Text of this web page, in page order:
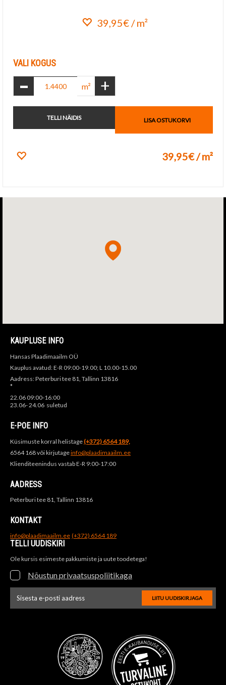
39,95€ / m²
VALI KOGUS
- m² +
TELLI NÄIDIS LISA OSTUKORVI
39,95€ / m²
KAUPLUSE INFO
Hansas Plaadimaailm OÜ
Kauplus avatud: E-R 09:00-19.00; L 10.00-15.00
Aadress: Peterburi tee 81, Tallinn 13816
*
22.06 09:00-16:00
23.06- 24.06 suletud
E-POE INFO
Küsimuste korral helistage(+372) 6564 189,
6564 168 või kirjutageinfo@plaadimaailm.ee
Klienditeenindus vastab E-R 9:00-17:00
AADRESS
Peterburi tee 81, Tallinn 13816
KONTAKT
info@plaadimaailm.ee (+372) 6564 189
TELLI UUDISKIRI
Ole kursis esimeste pakkumiste ja uute toodetega!
Nõustun privaatsuspoliitikaga
LIITU UUDISKIRJAGA